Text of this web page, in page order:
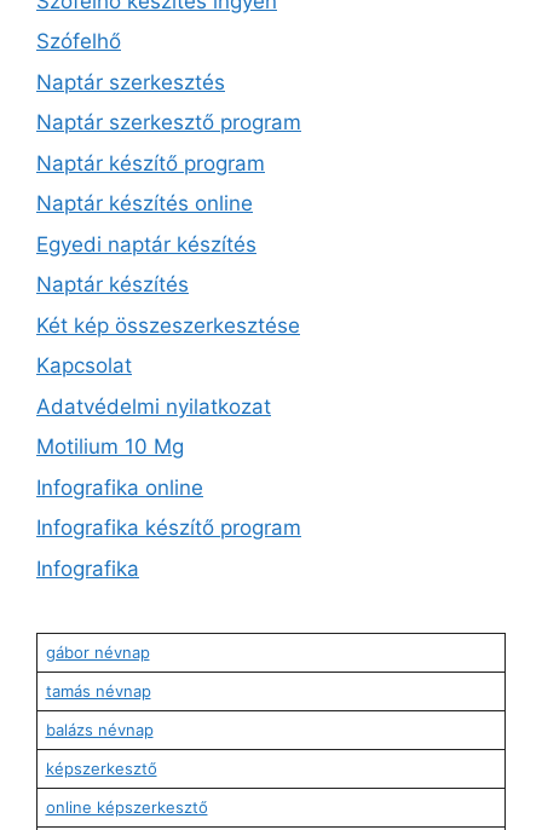
Szófelhő
Naptár szerkesztés
Naptár szerkesztő program
Naptár készítő program
Naptár készítés online
Egyedi naptár készítés
Naptár készítés
Két kép összeszerkesztése
Kapcsolat
Adatvédelmi nyilatkozat
Motilium 10 Mg
Infografika online
Infografika készítő program
Infografika
gábor névnap
tamás névnap
balázs névnap
képszerkesztő
online képszerkesztő